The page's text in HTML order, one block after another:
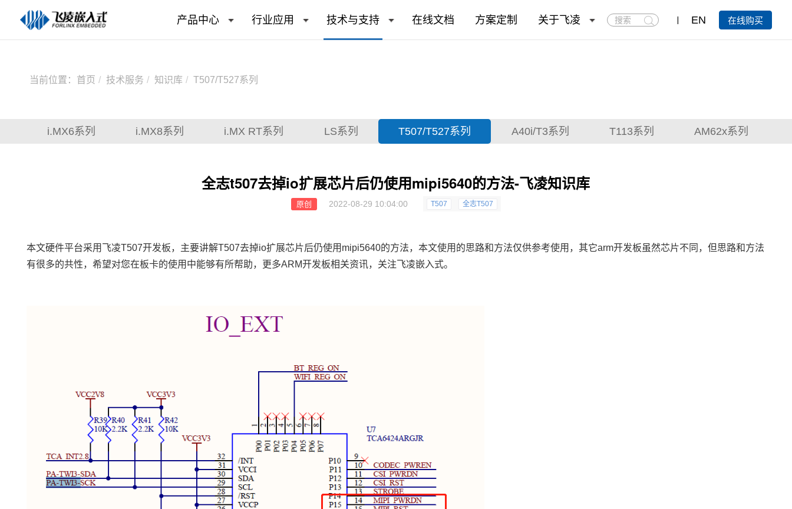
产品中心 行业应用 技术与支持 在线文档 方案定制 关于飞凌
搜
索
EN 在线购买
当前位置： 首页 技术服务 知识库 T507/T527系列
i.MX6系列 i.MX8系列 i.MX RT系列 LS系列 T507/T527系列 A40i/T3系列 T113系列 AM62x系列
全志t507去掉io扩展芯片后仍使用mipi5640的方法-飞凌知识库
原创 2022-08-29 10:04:00 T507 全志T507
本文硬件平台采用 飞凌T507开发板，主要讲解T507去掉io扩展芯片后仍使用mipi5640的方法，本文使用的思路和方法仅供参考使用，其它arm开发板虽然芯片不同，但思路和方法
有很多的共性，希望对您在板卡的使用中能够有所帮助，更多ARM开发板相关资讯，关注飞凌嵌入式。